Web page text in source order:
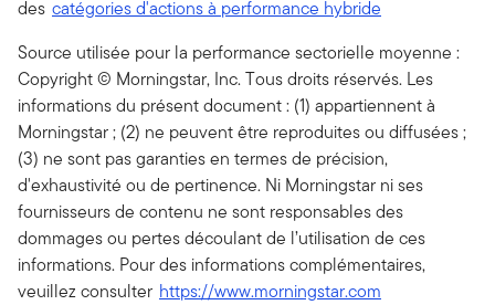
des catégories d'actions à performance hybride
Source utilisée pour la performance sectorielle moyenne :
Copyright © Morningstar, Inc. Tous droits réservés. Les
informations du présent document : (1) appartiennent à
Morningstar ; (2) ne peuvent être reproduites ou diffusées ;
(3) ne sont pas garanties en termes de précision,
d'exhaustivité ou de pertinence. Ni Morningstar ni ses
fournisseurs de contenu ne sont responsables des
dommages ou pertes découlant de l’utilisation de ces
informations. Pour des informations complémentaires,
veuillez consulter https://www.morningstar.com